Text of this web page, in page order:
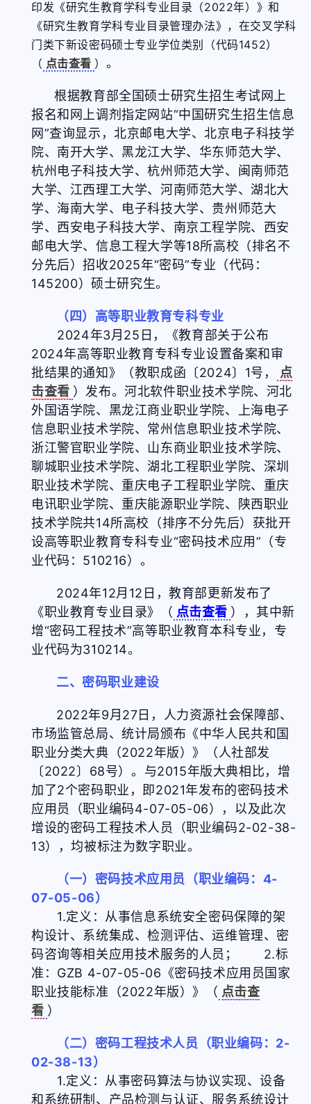
印发《研究生教育学科专业目录（2022年）》和
《研究生教育学科专业目录管理办法》，在交叉学科
门类下新设密码硕士专业学位类别（代码1452）
（ 点击查看 ） 。
根据教育部全国硕士研究生招生考试网上
报名和网上调剂指定网站“中国研究生招生信息
网”查询显示，北京邮电大学、北京电子科技学
院、南开大学、黑龙江大学、华东师范大学、
杭州电子科技大学、杭州师范大学、闽南师范
大学、江西理工大学、河南师范大学、湖北大
学、海南大学、电子科技大学、贵州师范大
学、西安电子科技大学、南京工程学院、西安
邮电大学、信息工程大学等18所高校（排名不
分先后）招收2025年“密码”专业（代码：
145200）硕士研究生。
（四）高等职业教育专科专业
2024年3月25日，《教育部关于公布
2024年高等职业教育专科专业设置备案和审
批结果的通知》（教职成函〔2024〕1号，
点
击查看 ）发布。河北软件职业技术学院、河北
外国语学院、黑龙江商业职业学院、上海电子
信息职业技术学院、常州信息职业技术学院、
浙江警官职业学院、山东商业职业技术学院、
聊城职业技术学院、湖北工程职业学院、深圳
职业技术学院、重庆电子工程职业学院、重庆
电讯职业学院、重庆能源职业学院、陕西职业
技术学院共14所高校（排序不分先后）获批开
设高等职业教育专科专业“密码技术应用”（专
业代码：510216）。
2024年12月12日，教育部更新发布了
《职业教育专业目录》（ 点击查看 ），其中新
增“密码工程技术”高等职业教育本科专业，专
业代码为310214。
二、密码职业建设
2022年9月27日，人力资源社会保障部、
市场监管总局、统计局颁布《中华人民共和国
职业分类大典（2022年版）》（人社部发
〔2022〕68号）。与2015年版大典相比，增
加了2个密码职业，即2021年发布的密码技术
应用员（职业编码4-07-05-06），以及此次
增设的密码工程技术人员（职业编码2-02-38-
13），均被标注为数字职业。
（一）密码技术应用员（职业编码：4-
07-05-06）
1.定义：从事信息系统安全密码保障的架
构设计、系统集成、检测评估、运维管理、密
码咨询等相关应用技术服务的人员； 2.标
准：GZB 4-07-05-06《密码技术应用员国家
职业技能标准（2022年版）》（ 点击查
看 ）
（二）密码工程技术人员（职业编码：2-
02-38-13）
1.定义：从事密码算法与协议实现、设备
和系统研制、产品检测与认证、服务系统设计